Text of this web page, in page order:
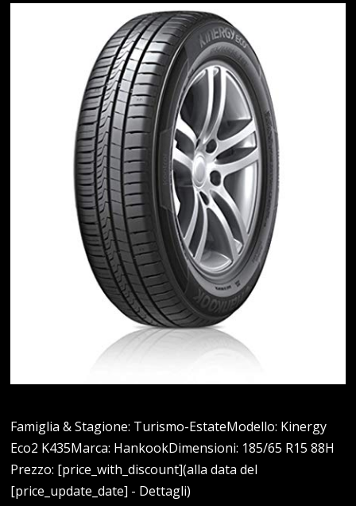
Famiglia & Stagione: Turismo-EstateModello: Kinergy
Eco2 K435Marca: HankookDimensioni: 185/65 R15 88H
Prezzo: [price_with_discount](alla data del
[price_update_date] - Dettagli)